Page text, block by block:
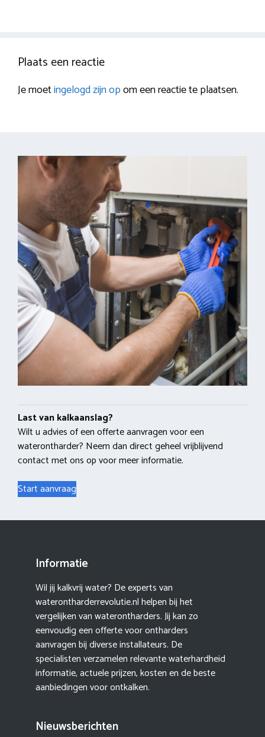
Plaats een reactie
Je moetingelogd zijn opom een reactie te plaatsen.
Last van kalkaanslag?
Wilt u advies of een offerte aanvragen voor een
waterontharder? Neem dan direct geheel vrijblijvend
contact met ons op voor meer informatie.
Start aanvraag
Informatie
Wil jij kalkvrij water? De experts van
waterontharderrevolutie.nl helpen bij het
vergelijken van waterontharders. Jij kan zo
eenvoudig een offerte voor ontharders
aanvragen bij diverse installateurs. De
specialisten verzamelen relevante waterhardheid
informatie, actuele prijzen, kosten en de beste
aanbiedingen voor ontkalken.
Nieuwsberichten